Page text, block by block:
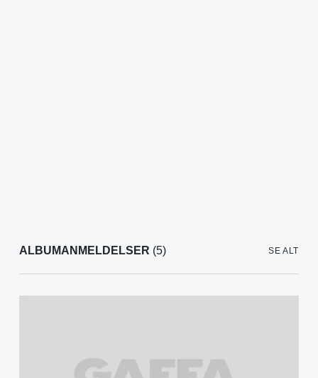
ALBUMANMELDELSER (5) SE ALT